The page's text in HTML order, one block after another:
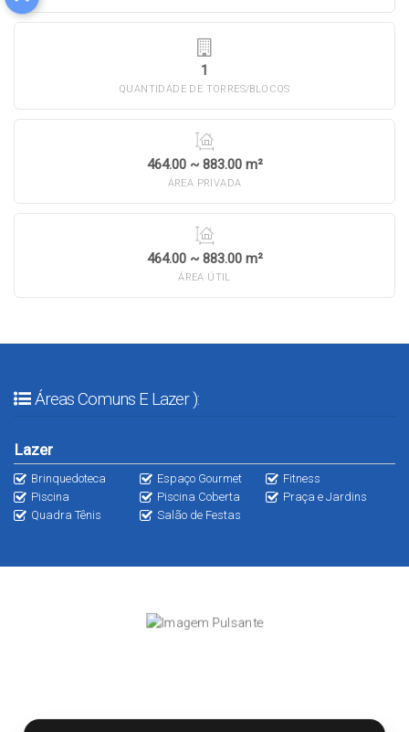
1
QUANTIDADE DE TORRES/BLOCOS
464.00 ~ 883.00 m²
ÁREA PRIVADA
464.00 ~ 883.00 m²
ÁREA ÚTIL
Áreas Comuns E Lazer ):
Lazer
Brinquedoteca Espaço Gourmet
Fitness
Piscina
Piscina Coberta
Praça e Jardins
Quadra Tênis
Salão de Festas